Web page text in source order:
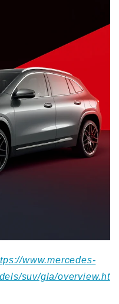
www.mercedes-
suv/gla/overview.ht